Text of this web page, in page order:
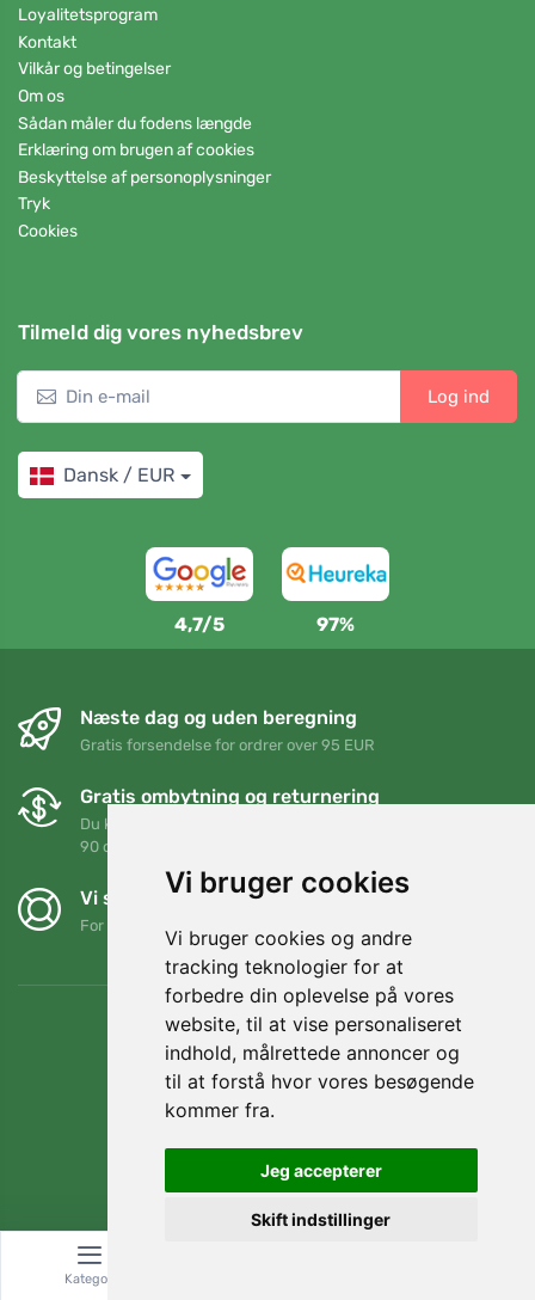
Vi bruger cookies
Vi bruger cookies og andre
tracking teknologier for at
forbedre din oplevelse på vores
website, til at vise personaliseret
indhold, målrettede annoncer og
til at forstå hvor vores besøgende
kommer fra.
Jeg accepterer
Skift indstillinger
Loyalitetsprogram
Kontakt
Vilkår og betingelser
Om os
Sådan måler du fodens længde
Erklæring om brugen af cookies
Beskyttelse af personoplysninger
Tryk
Cookies
Tilmeld dig vores nyhedsbrev
Log ind
Dansk / EUR
4,7/5 97%
Næste dag og uden beregning
Gratis forsendelse for ordrer over 95 EUR
Gratis ombytning og returnering
Du kan returnere eller bytte din ordre når som helst inden for
90 dage
Vi støtter Trees.org
For hver ordre planter vi et træ! Læs mere
Kategori